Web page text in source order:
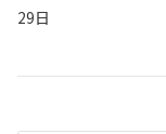
29日